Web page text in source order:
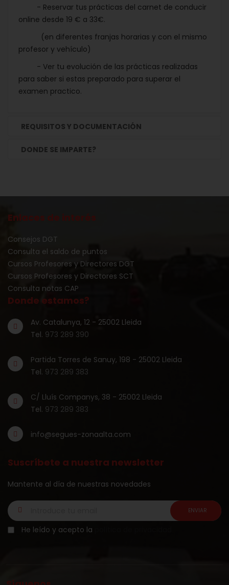
- Reservar tus prácticas del carnet de conducir
online desde 19 € a 33€.
(en diferentes franjas horarias y con el mismo
profesor y vehículo)
- Ver tu evolución de las prácticas realizadas
para saber si estas preparado para superar el
examen practico.
REQUISITOS Y DOCUMENTACIÓN
DONDE SE IMPARTE?
Enlaces de interés
Consejos DGT
Consulta el saldo de puntos
Cursos Profesores y Directores DGT
Cursos Profesores y Directores SCT
Consulta notas CAP
Donde estamos?
Av. Catalunya, 12 - 25002 Lleida
Tel. 973 289 390
Partida Torres de Sanuy, 198 - 25002 Lleida
Tel. 973 289 383
C/ Lluís Companys, 38 - 25002 Lleida
Tel. 973 289 383
info@segues-zonaalta.com
Suscríbete a nuestra newsletter
Mantente al día de nuestras novedades
He leído y acepto la